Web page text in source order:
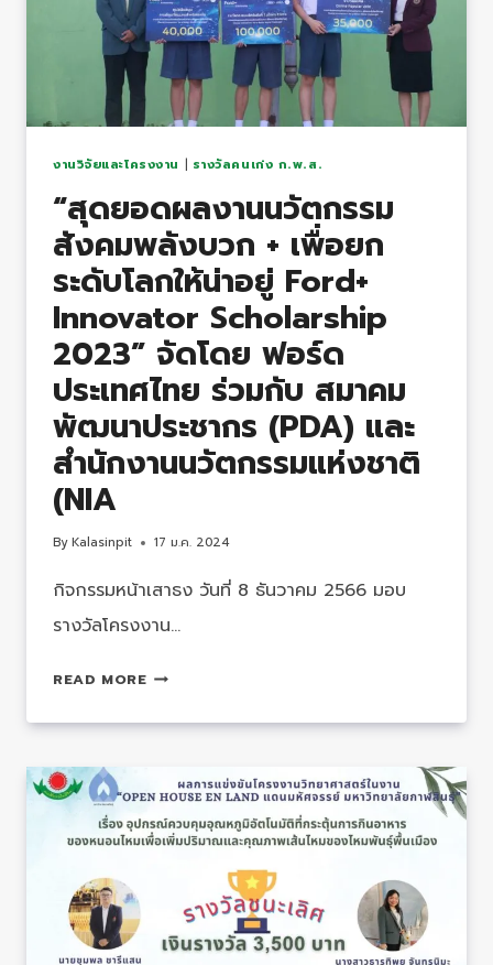
ชนะ
เลิศ
ระดับ
ภูมิภาค
ได้
รางวัล
ทอง
ชนะ
งานวิจัยและโครงงาน | รางวัลคนเก่ง ก.พ.ส.
“สุดยอดผลงานนวัตกรรม
สังคมพลังบวก + เพื่อยก
ระดับโลกให้น่าอยู่ Ford+
Innovator Scholarship
2023” จัดโดย ฟอร์ด
ประเทศไทย ร่วมกับ สมาคม
พัฒนาประชากร (PDA) และ
สำนักงานนวัตกรรมแห่งชาติ
(NIA
ByKalasinpit 17 ม.ค. 2024
กิจกรรมหน้าเสาธง วันที่ 8 ธันวาคม 2566 มอบ
รางวัลโครงงาน…
READ MORE“สุด
ผล
นวัตกรรม
พลัง
ยก